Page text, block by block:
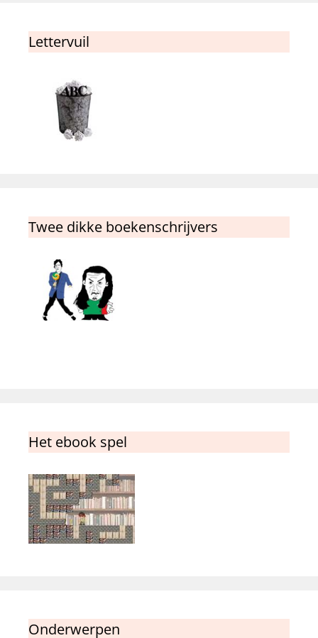
Lettervuil
Twee dikke boekenschrijvers
Het ebook spel
Onderwerpen